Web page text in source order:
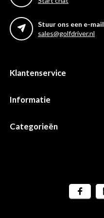
Stuur ons een e-mail
sales@golfdriver.nl
Klantenservice
Informatie
Categorieën